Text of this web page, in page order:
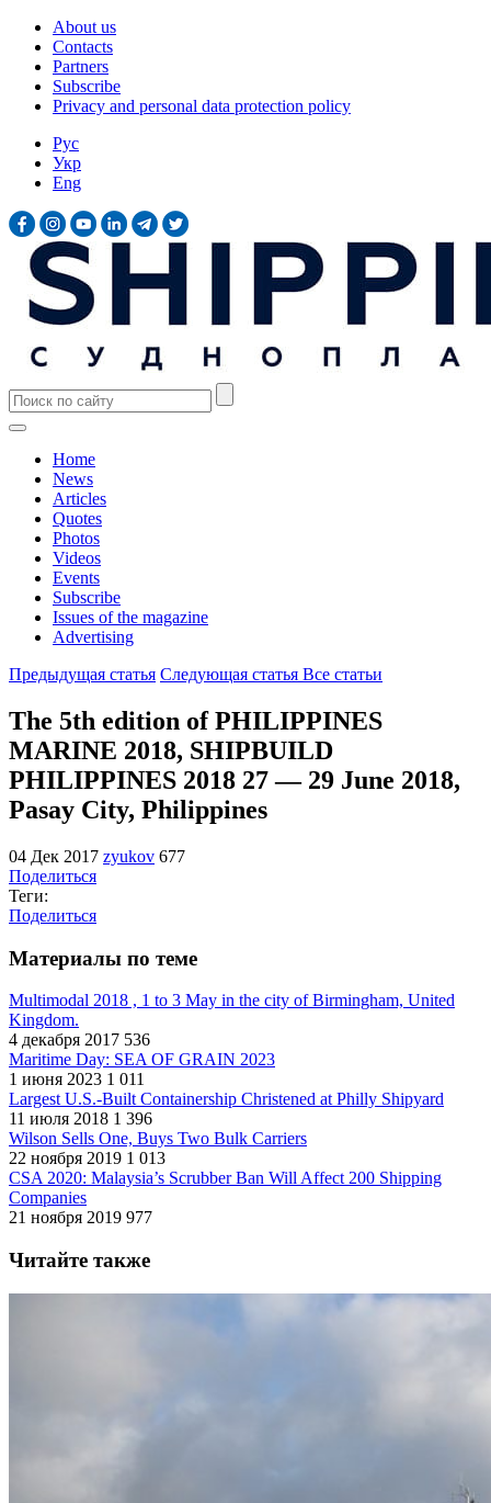
About us
Contacts
Partners
Subscribe
Privacy and personal data protection policy
Рус
Укр
Eng
Home
News
Articles
Quotes
Photos
Videos
Events
Subscribe
Issues of the magazine
Advertising
Предыдущая статья Следующая статья Все статьи
The 5th edition of PHILIPPINES
MARINE 2018, SHIPBUILD
PHILIPPINES 2018 27 — 29 June 2018,
Pasay City, Philippines
04 Дек 2017 zyukov 677
Поделиться
Теги:
Поделиться
Материалы по теме
Multimodal 2018 , 1 to 3 May in the city of Birmingham, United
Kingdom.
4 декабря 2017 536
Maritime Day: SEA OF GRAIN 2023
1 июня 2023 1 011
Largest U.S.-Built Containership Christened at Philly Shipyard
11 июля 2018 1 396
Wilson Sells One, Buys Two Bulk Carriers
22 ноября 2019 1 013
CSA 2020: Malaysia’s Scrubber Ban Will Affect 200 Shipping
Companies
21 ноября 2019 977
Читайте также